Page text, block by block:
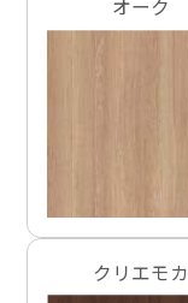
オーク
クリエモカ